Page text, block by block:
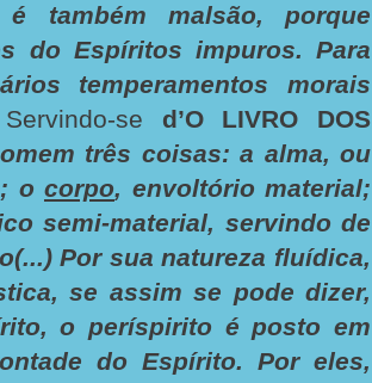
também malsão, porque
do Espíritos impuros. Para
temperamentos morais
se d’O LIVRO DOS
três coisas: a alma, ou
o corpo, envoltório material;
semi-material, servindo de
Por sua natureza fluídica,
se assim se pode dizer,
o períspirito é posto em
do Espírito. Por eles,